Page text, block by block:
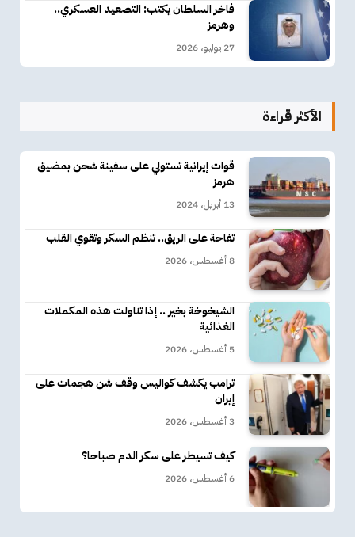
فاخر السلطان يكتب: التصعيد العسكري..
وهرمز
27 يوليو، 2026
الأكثر قراءة
قوات إيرانية تستولي على سفينة شحن بمضيق
هرمز
13 أبريل، 2024
تفاحة على الريق.. تنظم السكر وتقوي القلب
8 أغسطس، 2026
الشيخوخة بخير .. إذا تناولت هذه المكملات
الغذائية
5 أغسطس، 2026
ترامب يكشف كواليس وقف شن هجمات على
إيران
3 أغسطس، 2026
كيف تسيطر على سكر الدم صباحا؟
6 أغسطس، 2026